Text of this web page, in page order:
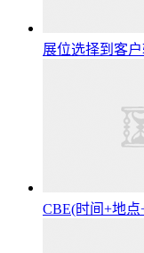
展位选择到客
CBE(时间+地点